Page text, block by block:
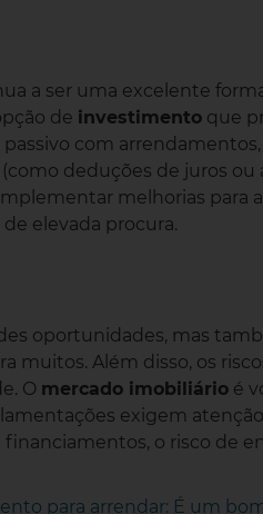
a ser uma excelente
de investimento que
com
deduções de juros
melhorias para
elevada procura.
oportunidades, mas
muitos. Além disso, os
O mercado imobiliário é
exigem
financiamentos, o risco de
para arrendar: É um